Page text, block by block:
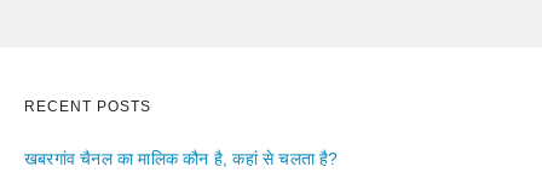
RECENT POSTS
खबरगांव चैनल का मालिक कौन है, कहां से चलता है?